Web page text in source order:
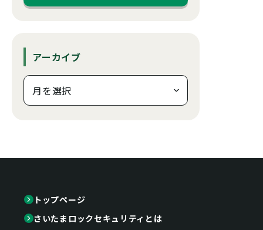
アーカイブ
トップページ
さいたまロックセキュリティとは